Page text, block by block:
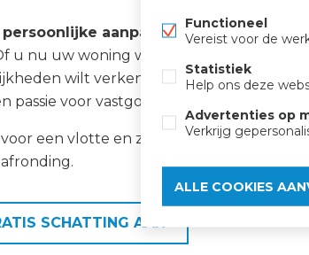
persoonlijke aanpak, duidelijke
u nu uw woning wilt verkopen, op zoek
wilt verkennen: ons team staat
passie voor vastgoed.
een vlotte en zorgeloze
SCHATTING AAN
Functioneel
Vereist voor de
Statistiek
Help ons deze
Advertenties op
Verkrijg
ALLE COOKIES